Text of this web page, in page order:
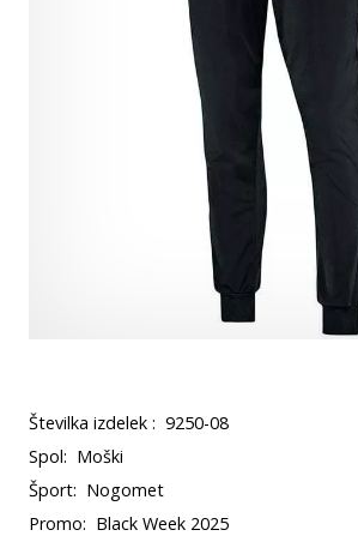
Številka izdelek : 9250-08
Spol: Moški
Šport: Nogomet
Promo: Black Week 2025